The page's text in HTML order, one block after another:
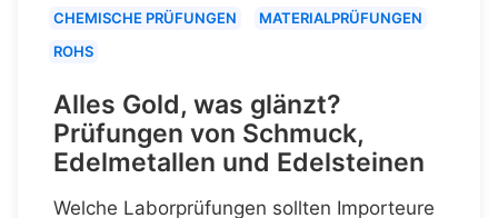
CHEMISCHE PRÜFUNGEN
MATERIALPRÜFUNGEN
ROHS
Alles Gold, was glänzt?
Prüfungen von Schmuck,
Edelmetallen und Edelsteinen
Welche Laborprüfungen sollten Importeure